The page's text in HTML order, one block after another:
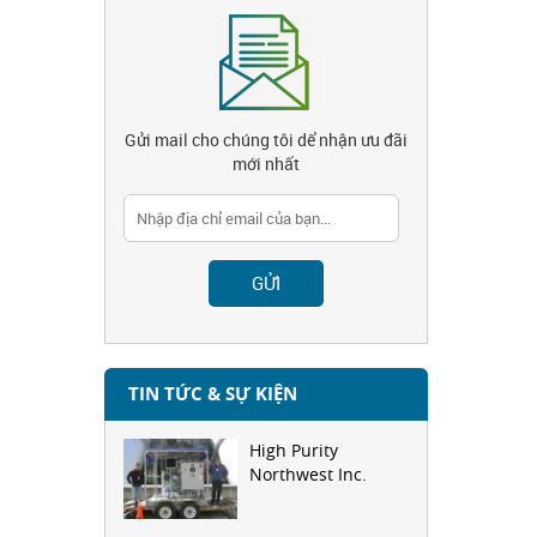
Gửi mail cho chúng tôi dể nhận ưu đãi
mới nhất
TIN TỨC & SỰ KIỆN
High Purity
Northwest Inc.